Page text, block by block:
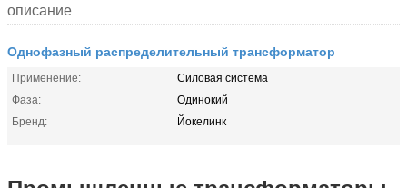
описание
Однофазный распределительный трансформатор
Применение:
Силовая система
Фаза:
Одинокий
Бренд:
Йокелинк